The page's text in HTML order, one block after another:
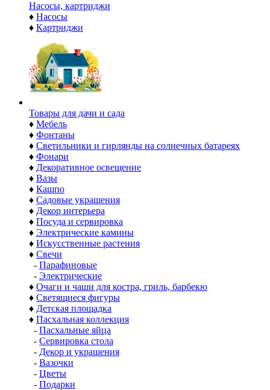
Насосы, картриджи
♦ Насосы
♦ Картриджи
Товары для дачи и сада
♦ Мебель
♦ Фонтаны
♦ Светильники и гирлянды на солнечных батареях
♦ Фонари
♦ Декоративное освещение
♦ Вазы
♦ Кашпо
♦ Садовые украшения
♦ Декор интерьера
♦ Посуда и сервировка
♦ Электрические камины
♦ Искусственные растения
♦ Свечи
- Парафиновые
- Электрические
♦ Очаги и чаши для костра, гриль, барбекю
♦ Светящиеся фигуры
♦ Детская площадка
♦ Пасхальная коллекция
- Пасхальные яйца
- Сервировка стола
- Декор и украшения
- Вазочки
- Цветы
- Подарки